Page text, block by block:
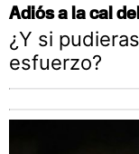
Adiós a la cal
¿Y si
esfuerzo?